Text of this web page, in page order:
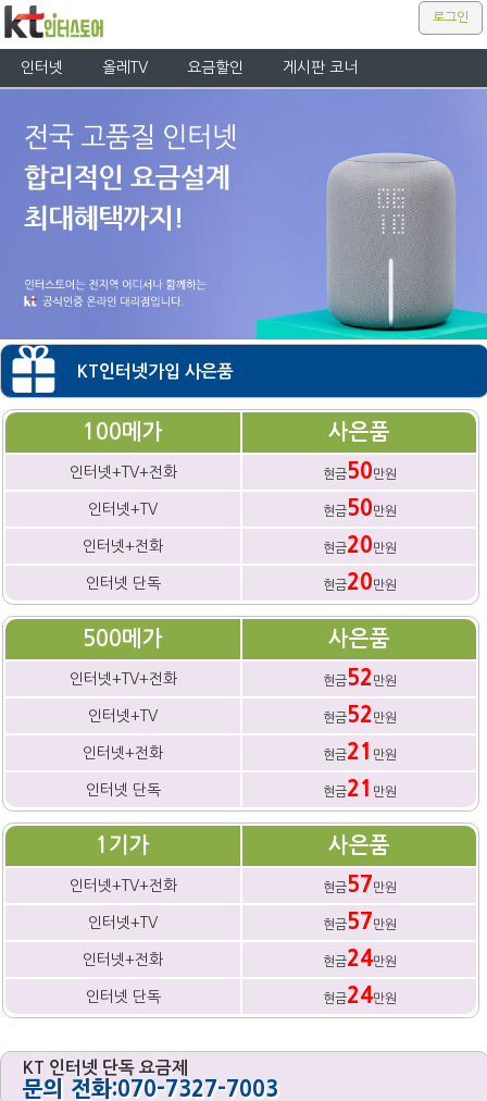
로그인
인터넷 올레TV 요금할인 게시판 코너
KT인터넷가입 사은품
100메가 사은품
인터넷+TV+전화 현금50만원
인터넷+TV 현금50만원
인터넷+전화 현금20만원
인터넷 단독 현금20만원
500메가 사은품
인터넷+TV+전화 현금52 만원
인터넷+TV 현금52 만원
인터넷+전화 현금21 만원
인터넷 단독 현금21 만원
1기가 사은품
인터넷+TV+전화 현금57만원
인터넷+TV 현금57만원
인터넷+전화 현금24만원
인터넷 단독 현금24만원
KT 인터넷 단독 요금제
문의 전화:070-7327-7003